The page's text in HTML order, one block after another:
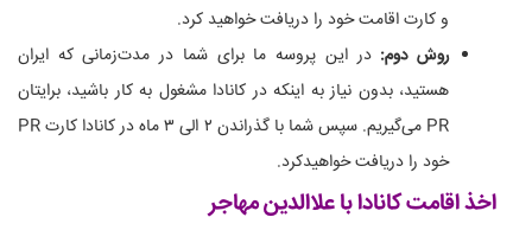
و کارت اقامت خود را دریافت خواهید کرد.
روش دوم: در این پروسه ما برای شما در مدت‌زمانی که ایران
هستید، بدون نیاز به اینکه در کانادا مشغول به کار باشید، برایتان
PR می‌گیریم. سپس شما با گذراندن ۲ الی ۳ ماه در کانادا کارت PR
خود را دریافت خواهید‌کرد.
اخذ اقامت کانادا با علاالدین مهاجر